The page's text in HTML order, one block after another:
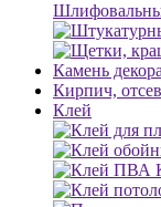
Камень
Кирпич,
Клей